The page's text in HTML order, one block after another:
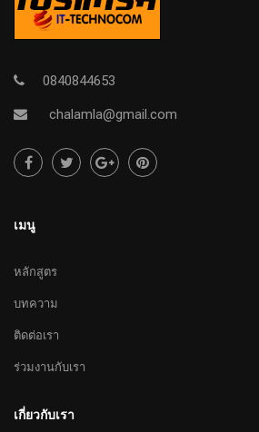
0840844653
chalamla@gmail.com
เมนู
หลักสูตร
บทความ
ติดต่อเรา
ร่วมงานกับเรา
เกี่ยวกับเรา